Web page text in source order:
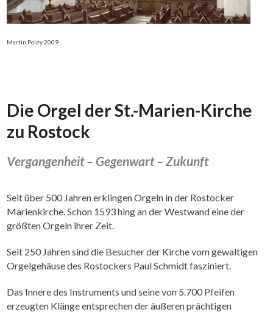
Martin Poley 2009
Die Orgel der St.-Marien-Kirche
zu Rostock
Vergangenheit – Gegenwart – Zukunft
Seit über 500 Jahren erklingen Orgeln in der Rostocker
Marienkirche. Schon 1593 hing an der Westwand eine der
größten Orgeln ihrer Zeit.
Seit 250 Jahren sind die Besucher der Kirche vom gewaltigen
Orgelgehäuse des Rostockers Paul Schmidt fasziniert.
Das Innere des Instruments und seine von 5.700 Pfeifen
erzeugten Klänge entsprechen der äußeren prächtigen